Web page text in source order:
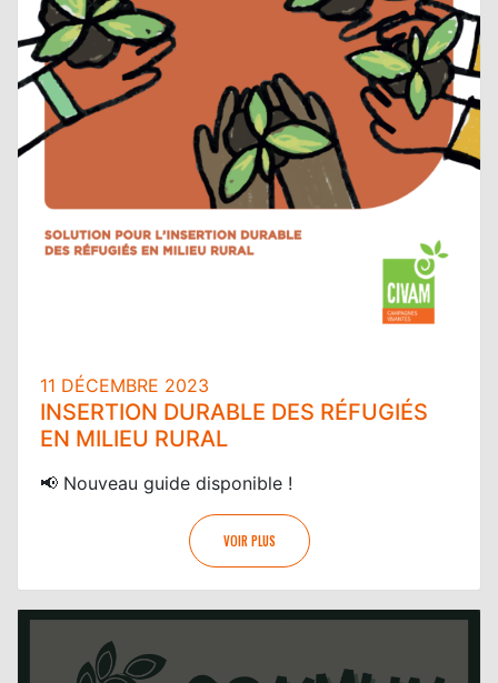
11 DÉCEMBRE 2023
INSERTION DURABLE DES RÉFUGIÉS
EN MILIEU RURAL
📢 Nouveau guide disponible !
VOIR PLUS